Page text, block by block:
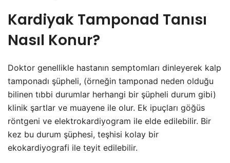
Kardiyak Tamponad Tanısı
Nasıl Konur?
Doktor genellikle hastanın semptomları dinleyerek kalp
tamponadı şüpheli, (örneğin tamponad neden olduğu
bilinen tıbbi durumlar herhangi bir şüpheli durum gibi)
klinik şartlar ve muayene ile olur. Ek ipuçları göğüs
röntgeni ve elektrokardiyogram ile elde edilebilir. Bir
kez bu durum şüphesi, teşhisi kolay bir
ekokardiyografi ile teyit edilebilir.